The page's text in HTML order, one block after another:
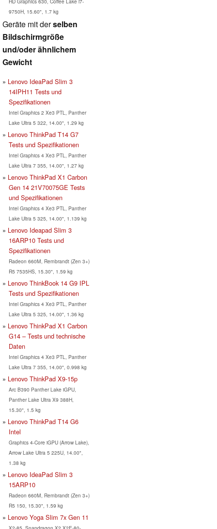
9750H, 15.60", 1.7 kg
Geräte mit derselben
Bildschirmgröße
und/oder ähnlichem
Gewicht
Lenovo IdeaPad Slim 3
14IPH11 Tests und
Spezifikationen
Intel Graphics 2 Xe3 PTL, Panther
Lake Ultra 5 322, 14.00", 1.29 kg
Lenovo ThinkPad T14 G7
Tests und Spezifikationen
Intel Graphics 4 Xe3 PTL, Panther
Lake Ultra 7 355, 14.00", 1.27 kg
Lenovo ThinkPad X1 Carbon
Gen 14 21V70075GE Tests
und Spezifikationen
Intel Graphics 4 Xe3 PTL, Panther
Lake Ultra 5 325, 14.00", 1.139 kg
Lenovo Ideapad Slim 3
16ARP10 Tests und
Spezifikationen
Radeon 660M, Rembrandt (Zen 3+)
R5 7535HS, 15.30", 1.59 kg
Lenovo ThinkBook 14 G9 IPL
Tests und Spezifikationen
Intel Graphics 4 Xe3 PTL, Panther
Lake Ultra 5 325, 14.00", 1.36 kg
Lenovo ThinkPad X1 Carbon
G14 – Tests und technische
Daten
Intel Graphics 4 Xe3 PTL, Panther
Lake Ultra 7 355, 14.00", 0.998 kg
Lenovo ThinkPad X9-15p
Arc B390 Panther Lake iGPU,
Panther Lake Ultra X9 388H,
15.30", 1.5 kg
Lenovo ThinkPad T14 G6
Intel
Graphics 4-Core iGPU (Arrow Lake),
Arrow Lake Ultra 5 225U, 14.00",
1.38 kg
Lenovo IdeaPad Slim 3
15ARP10
Radeon 660M, Rembrandt (Zen 3+)
R5 150, 15.30", 1.59 kg
Lenovo Yoga Slim 7x Gen 11